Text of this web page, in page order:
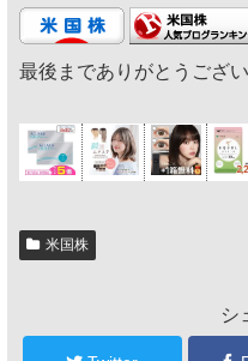
最後までありがとうござ
米国株
シ